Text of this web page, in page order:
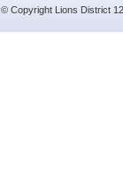
© Copyright Lions District